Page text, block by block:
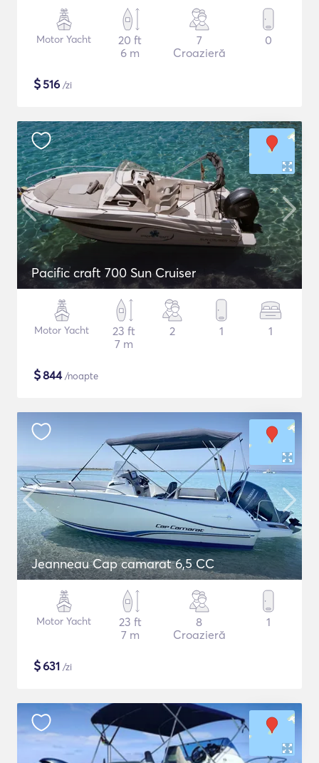
Motor Yacht
20 ft
6 m
7
Croazieră
0
$516 /zi
Pacific craft 700 Sun Cruiser
Motor Yacht
23 ft
7 m
2 1 1
$844/noapte
Jeanneau Cap camarat 6,5 CC
Motor Yacht
23 ft
7 m
8
Croazieră
1
$631 /zi